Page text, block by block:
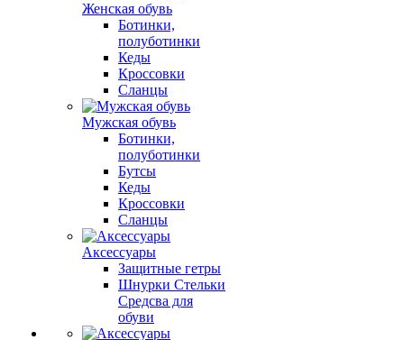
Женская обувь
Ботинки,
полуботинки
Кеды
Кроссовки
Сланцы
Мужская обувь
Ботинки,
полуботинки
Бутсы
Кеды
Кроссовки
Сланцы
Аксессуары
Защитные гетры
Шнурки Стельки
Средсва для
обуви